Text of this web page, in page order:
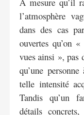
l’atmosphère
dans des cas
ouvertes qu’on
vues ainsi »,
qu’une
telle intensité
Tandis qu’un
détails